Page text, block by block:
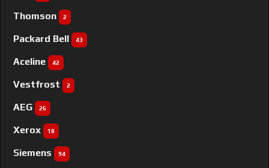
Thomson 2
Packard Bell 43
Aceline 42
Vestfrost 2
AEG 26
Xerox 18
Siemens 94